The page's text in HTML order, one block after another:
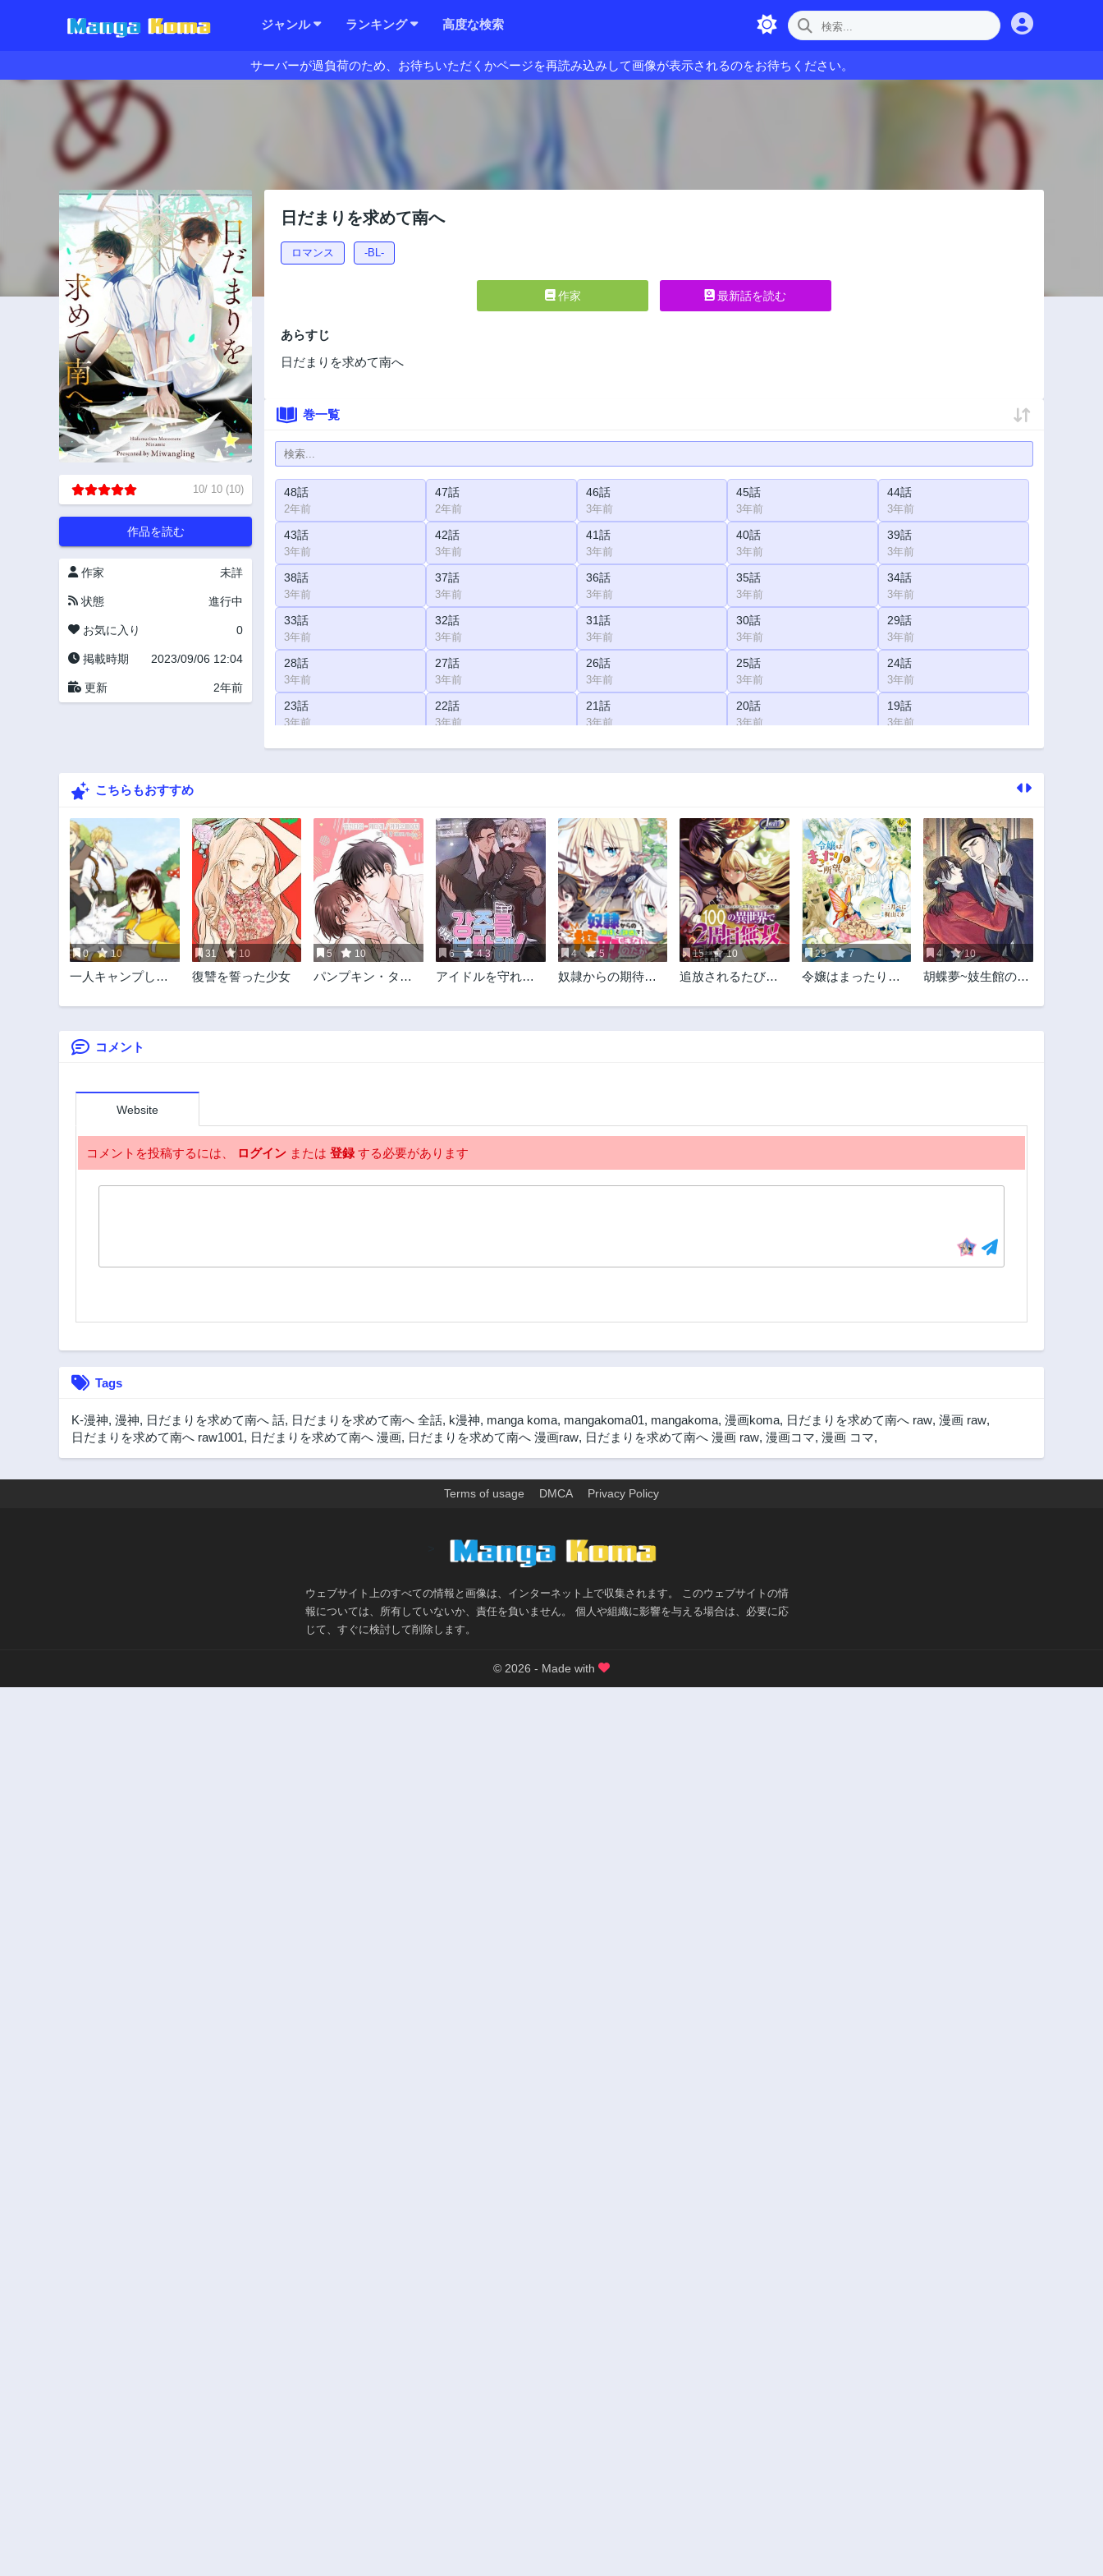
ジャンル ランキング 高度な検索
サーバーが過負荷のため、お待ちいただくかページを再読み込みして画像が表示されるのをお待ちください。
10/ 10 (10)
作品を読む
作家 未詳
状態 進行中
お気に入り 0
掲載時期 2023/09/06 12:04
更新 2年前
日だまりを求めて南へ
ロマンス -BL-
作家 最新話を読む
あらすじ
日だまりを求めて南へ
巻一覧
48話
2年前
47話
2年前
46話
3年前
45話
3年前
44話
3年前
43話
3年前
42話
3年前
41話
3年前
40話
3年前
39話
3年前
38話
3年前
37話
3年前
36話
3年前
35話
3年前
34話
3年前
33話
3年前
32話
3年前
31話
3年前
30話
3年前
29話
3年前
28話
3年前
27話
3年前
26話
3年前
25話
3年前
24話
3年前
23話
3年前
22話
3年前
21話
3年前
20話
3年前
19話
3年前
18話 17話 16話 15話 14話
8話
3年前
7話
3年前
6話
3年前
5話
3年前
4話
3年前
3話
3年前
2話
3年前
1話
3年前
こちらもおすすめ
0 10
一人キャンプした
た話
31 10
復讐を誓った少女
5 10
パンプキン・タイ
6 4.3
アイドルを守れ！~
ーガード~
4 5
奴隷からの期待と
できないのだが
15 10
追放されるたびに
た俺が、100の異世
23 7
令嬢はまったりを
4 10
胡蝶夢~妓生館の一
コメント
Website
コメントを投稿するには、 ログイン または 登録する必要があります
Tags
K-漫神, 漫神, 日だまりを求めて南へ 話, 日だまりを求めて南へ 全話, k漫神, manga koma, mangakoma01, mangakoma, 漫画koma, 日だまりを求めて南へ raw, 漫画 raw,
日だまりを求めて南へ raw1001, 日だまりを求めて南へ 漫画, 日だまりを求めて南へ 漫画raw, 日だまりを求めて南へ 漫画 raw, 漫画コマ, 漫画 コマ,
Terms of usage DMCA Privacy Policy
ウェブサイト上のすべての情報と画像は、インターネット上で収集されます。 このウェブサイトの情
報については、所有していないか、責任を負いません。 個人や組織に影響を与える場合は、必要に応
じて、すぐに検討して削除します。
© 2026 - Made with